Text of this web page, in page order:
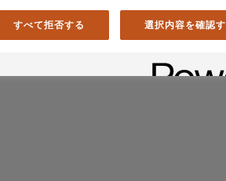
すべて拒否する 選択内容を確認